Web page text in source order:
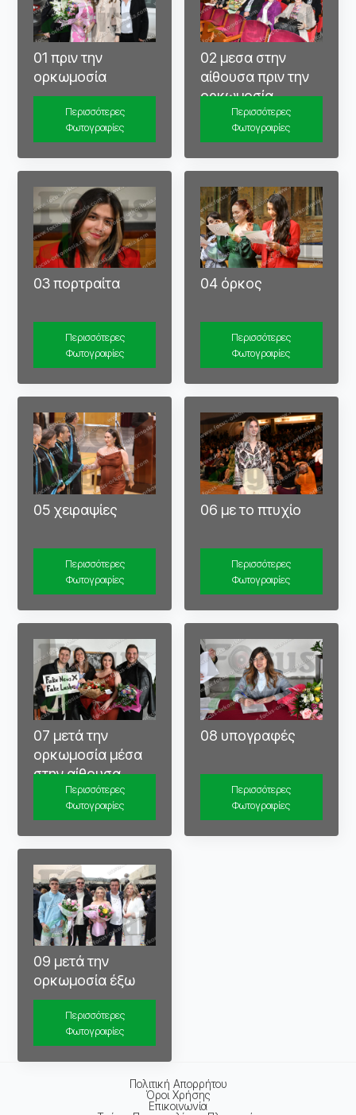
01 πριν την
ορκωμοσία
Περισσότερες
Φωτογραφίες
02 μεσα στην
αίθουσα πριν την
ορκωμοσία
Περισσότερες
Φωτογραφίες
03 πορτραίτα
Περισσότερες
Φωτογραφίες
04 όρκος
Περισσότερες
Φωτογραφίες
05 χειραψίες
Περισσότερες
Φωτογραφίες
06 με το πτυχίο
Περισσότερες
Φωτογραφίες
07 μετά την
ορκωμοσία μέσα
στην αίθουσα
Περισσότερες
Φωτογραφίες
08 υπογραφές
Περισσότερες
Φωτογραφίες
09 μετά την
ορκωμοσία έξω
Περισσότερες
Φωτογραφίες
Πολιτική Απορρήτου
Όροι Χρήσης
Επικοινωνία